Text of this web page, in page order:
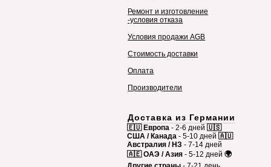
Ремонт и изготовление
-условия отказа
Условия продажи AGB
Стоимость доставки
Оплата
Производители
Доставка из Германии
🇪🇺 Европа - 2-6 дней 🇺🇸
США / Канада - 5-10 дней 🇦🇺
Австралия / НЗ - 7-14 дней
🇦🇪 ОАЭ / Азия - 5-12 дней 🌍